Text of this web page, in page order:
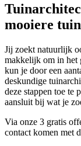
mooiere tuin
Jij zoekt natuurlijk
makkelijk om in het
kun je door een
deskundige
deze stappen toe te
aansluit bij wat je
Via onze 3 gratis
contact komen met